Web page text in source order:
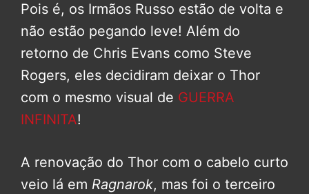
Pois é, os Irmãos Russo estão de volta e
não estão pegando leve! Além do
retorno de Chris Evans como Steve
Rogers, eles decidiram deixar o Thor
com o mesmo visual de GUERRA
INFINITA!
A renovação do Thor com o cabelo curto
veio lá em Ragnarok, mas foi o terceiro